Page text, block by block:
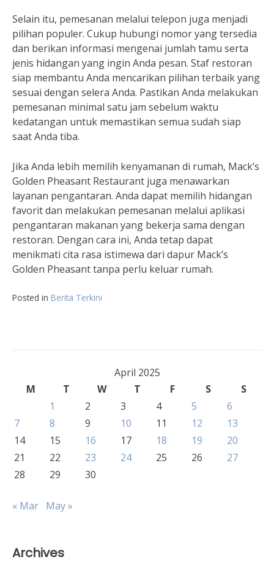
Selain itu, pemesanan melalui telepon juga menjadi
pilihan populer. Cukup hubungi nomor yang tersedia
dan berikan informasi mengenai jumlah tamu serta
jenis hidangan yang ingin Anda pesan. Staf restoran
siap membantu Anda mencarikan pilihan terbaik yang
sesuai dengan selera Anda. Pastikan Anda melakukan
pemesanan minimal satu jam sebelum waktu
kedatangan untuk memastikan semua sudah siap
saat Anda tiba.
Jika Anda lebih memilih kenyamanan di rumah, Mack’s
Golden Pheasant Restaurant juga menawarkan
layanan pengantaran. Anda dapat memilih hidangan
favorit dan melakukan pemesanan melalui aplikasi
pengantaran makanan yang bekerja sama dengan
restoran. Dengan cara ini, Anda tetap dapat
menikmati cita rasa istimewa dari dapur Mack’s
Golden Pheasant tanpa perlu keluar rumah.
Posted in Berita Terkini
April 2025
M
T W T F S
S
1
2 3 4 5
6
7
8 9 10 11 12
13
14
15 16 17 18 19
20
21
22 23 24 25 26
27
28
29 30
« Mar May »
Archives